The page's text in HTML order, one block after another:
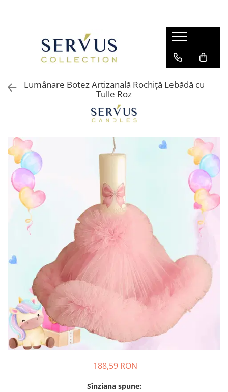
Lumânare Botez Artizanală Rochiță Lebădă cu
Tulle Roz
188,59 RON
Sînziana spune: